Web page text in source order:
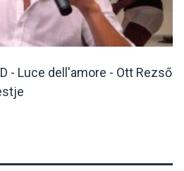
fel a visegrádi
Palota
- Luce dell'amore - Ott Rezső